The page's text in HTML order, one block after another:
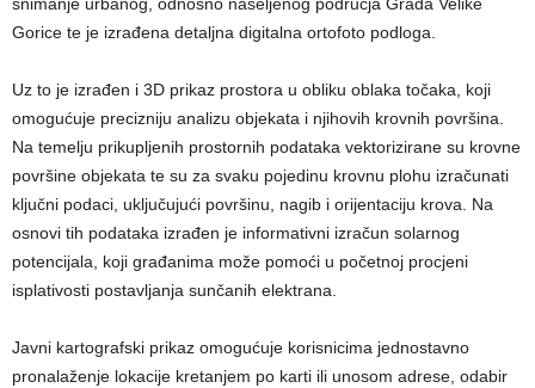
snimanje urbanog, odnosno naseljenog područja Grada Velike
Gorice te je izrađena detaljna digitalna ortofoto podloga.
Uz to je izrađen i 3D prikaz prostora u obliku oblaka točaka, koji
omogućuje precizniju analizu objekata i njihovih krovnih površina.
​Na temelju prikupljenih prostornih podataka vektorizirane su krovne
površine objekata te su za svaku pojedinu krovnu plohu izračunati
ključni podaci, uključujući površinu, nagib i orijentaciju krova. Na
osnovi tih podataka izrađen je informativni izračun solarnog
potencijala, koji građanima može pomoći u početnoj procjeni
isplativosti postavljanja sunčanih elektrana.
Javni kartografski prikaz omogućuje korisnicima jednostavno
pronalaženje lokacije kretanjem po karti ili unosom adrese, odabir